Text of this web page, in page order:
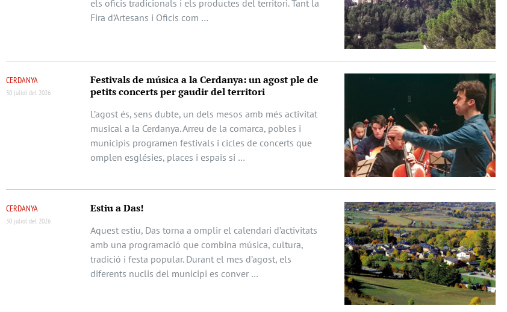
els oficis tradicionals i els productes del territori. Tant la
Fira d’Artesans i Oficis com …
CERDANYA
30 juliol del 2026
Festivals de música a la Cerdanya: un agost ple de
petits concerts per gaudir del territori
L’agost és, sens dubte, un dels mesos amb més activitat
musical a la Cerdanya. Arreu de la comarca, pobles i
municipis programen festivals i cicles de concerts que
omplen esglésies, places i espais si …
CERDANYA
30 juliol del 2026
Estiu a Das!
Aquest estiu, Das torna a omplir el calendari d’activitats
amb una programació que combina música, cultura,
tradició i festa popular. Durant el mes d’agost, els
diferents nuclis del municipi es conver …